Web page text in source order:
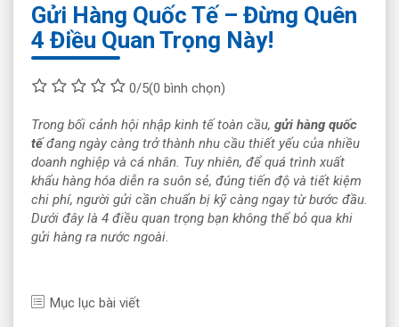
Gửi Hàng Quốc Tế – Đừng Quên
4 Điều Quan Trọng Này!
0/5(0 bình chọn)
Trong bối cảnh hội nhập kinh tế toàn cầu, gửi hàng quốc
tếđang ngày càng trở thành nhu cầu thiết yếu của nhiều
doanh nghiệp và cá nhân. Tuy nhiên, để quá trình xuất
khẩu hàng hóa diễn ra suôn sẻ, đúng tiến độ và tiết kiệm
chi phí, người gửi cần chuẩn bị kỹ càng ngay từ bước đầu.
Dưới đây là 4 điều quan trọng bạn không thể bỏ qua khi
gửi hàng ra nước ngoài.
Mục lục bài viết